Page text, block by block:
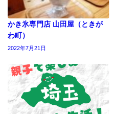
かき氷専門店 山田屋（ときが
わ町）
2022年7月21日